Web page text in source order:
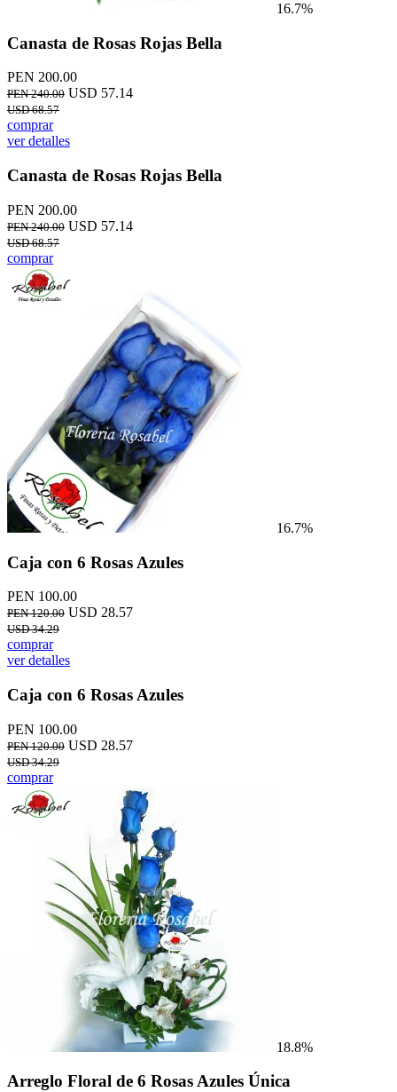
16.7%
Canasta de Rosas Rojas Bella
PEN 200.00
PEN 240.00 USD 57.14
USD 68.57
comprar
ver detalles
Canasta de Rosas Rojas Bella
PEN 200.00
PEN 240.00 USD 57.14
USD 68.57
comprar
16.7%
Caja con 6 Rosas Azules
PEN 100.00
PEN 120.00 USD 28.57
USD 34.29
comprar
ver detalles
Caja con 6 Rosas Azules
PEN 100.00
PEN 120.00 USD 28.57
USD 34.29
comprar
18.8%
Arreglo Floral de 6 Rosas Azules Única